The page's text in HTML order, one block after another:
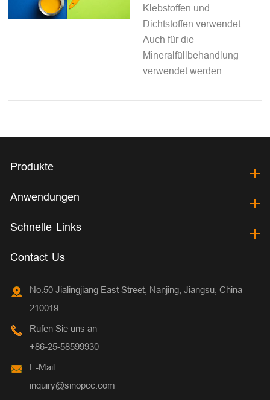
Klebstoffen und
Dichtstoffen verwendet.
Auch für die
Mineralfüllbehandlung
verwendet werden.
Produkte
Anwendungen
Schnelle Links
Contact Us
No.50 Jialingjiang East Street, Nanjing, Jiangsu, China
210019
Rufen Sie uns an
+86-25-58599930
E-Mail
inquiry@sinopcc.com